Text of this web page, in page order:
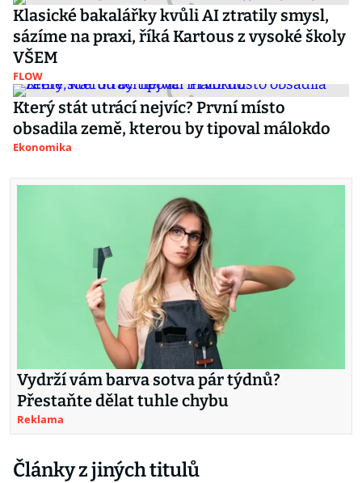
Klasické bakalářky kvůli AI ztratily smysl,
sázíme na praxi, říká Kartous z vysoké školy
VŠEM
FLOW
Který stát utrácí nejvíc? První místo
obsadila země, kterou by tipoval málokdo
Ekonomika
Vydrží vám barva sotva pár týdnů?
Přestaňte dělat tuhle chybu
Reklama
Články z jiných titulů